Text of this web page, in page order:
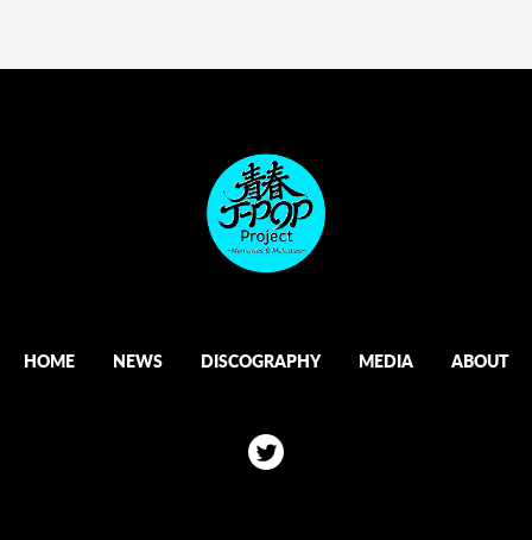
HOME NEWS DISCOGRAPHY MEDIA ABOUT